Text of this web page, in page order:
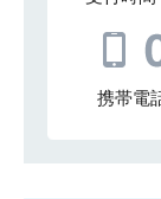
携帯電